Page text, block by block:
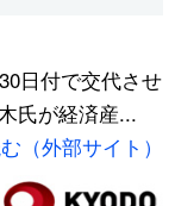
日付で交代させ
氏が経済産...
（外部サイト）